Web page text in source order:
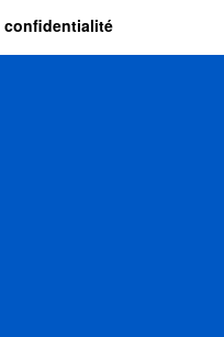
confidentialité